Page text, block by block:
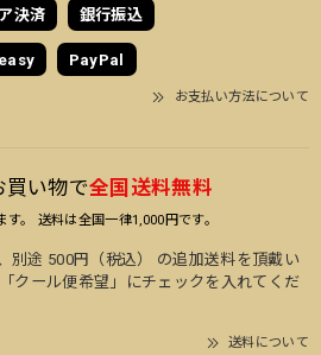
決済 銀行振込
PayPal
お支払い方法について
買い物で全国送料無料
。 送料は全国一律1,000円です。
別途 500円（税込） の追加送料を頂戴い
クール便希望」にチェックを入れてくだ
送料について